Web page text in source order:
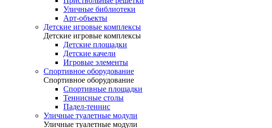
Уличные библиотеки
Арт-объекты
Детские игровые комплексы
Детские игровые комплексы
Детские площадки
Детские качели
Игровые элементы
Спортивное оборудование
Спортивное оборудование
Спортивные площадки
Теннисные столы
Падел-теннис
Уличные туалетные модули
Уличные туалетные модули